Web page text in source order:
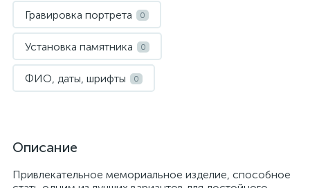
Гравировка портрета 0
Установка памятника 0
ФИО, даты, шрифты 0
Описание
Привлекательное мемориальное изделие, способное